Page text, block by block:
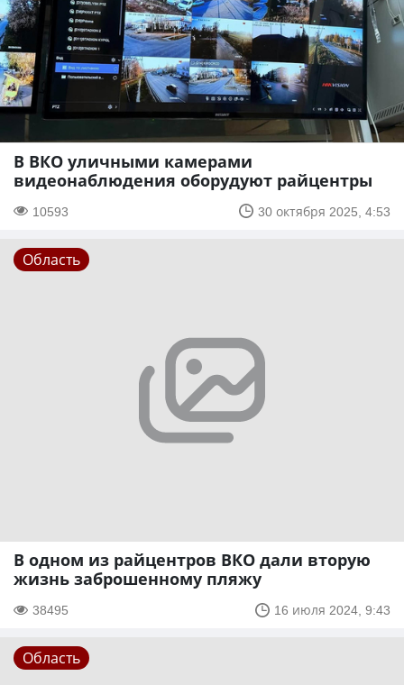
В ВКО уличными камерами
видеонаблюдения оборудуют райцентры
10593 30 октября 2025, 4:53
Область
В одном из райцентров ВКО дали вторую
жизнь заброшенному пляжу
38495 16 июля 2024, 9:43
Область